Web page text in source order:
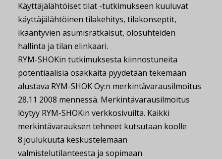
Käyttäjälähtöiset tilat -tutkimukseen kuuluvat
käyttäjälähtöinen tilakehitys, tilakonseptit,
ikääntyvien asumisratkaisut, olosuhteiden
hallinta ja tilan elinkaari.
RYM-SHOKin tutkimuksesta kiinnostuneita
potentiaalisia osakkaita pyydetään tekemään
alustava RYM-SHOK Oy:n merkintävarausilmoitus
28.11 2008 mennessä. Merkintävarausilmoitus
löytyy RYM-SHOKin verkkosivuilta. Kaikki
merkintävarauksen tehneet kutsutaan koolle
8.joulukuuta keskustelemaan
valmistelutilanteesta ja sopimaan